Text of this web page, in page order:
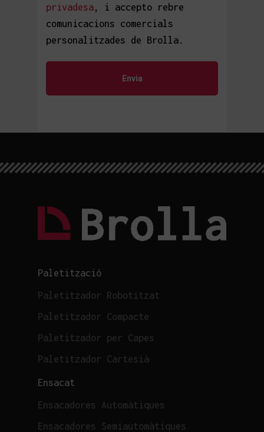
privadesa, i accepto rebre
comunicacions comercials
personalitzades de Brolla.
Paletització
Paletitzador Robotitzat
Paletitzador Compacte
Paletitzador per Capes
Paletitzador Cartesià
Ensacat
Ensacadores Automàtiques
Ensacadores Semiautomàtiques